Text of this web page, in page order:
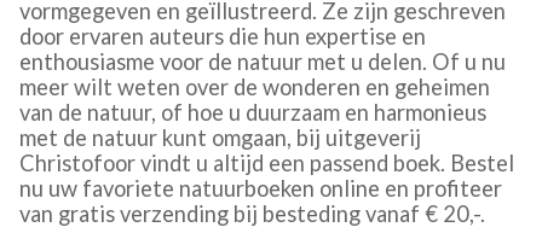
vormgegeven en geïllustreerd. Ze zijn geschreven
door ervaren auteurs die hun expertise en
enthousiasme voor de natuur met u delen. Of u nu
meer wilt weten over de wonderen en geheimen
van de natuur, of hoe u duurzaam en harmonieus
met de natuur kunt omgaan, bij uitgeverij
Christofoor vindt u altijd een passend boek. Bestel
nu uw favoriete natuurboeken online en profiteer
van gratis verzending bij besteding vanaf € 20,-.